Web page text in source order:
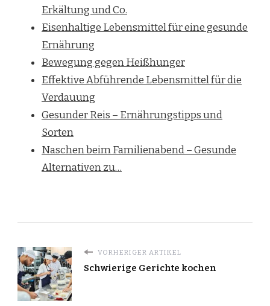
Erkältung und Co.
Eisenhaltige Lebensmittel für eine gesunde
Ernährung
Bewegung gegen Heißhunger
Effektive Abführende Lebensmittel für die
Verdauung
Gesunder Reis – Ernährungstipps und
Sorten
Naschen beim Familienabend – Gesunde
Alternativen zu…
VORHERIGER ARTIKEL
Schwierige Gerichte kochen